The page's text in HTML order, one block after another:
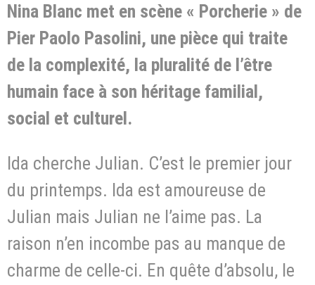
Nina Blanc met en scène « Porcherie » de
Pier Paolo Pasolini, une pièce qui traite
de la complexité, la pluralité de l’être
humain face à son héritage familial,
social et culturel.
Ida cherche Julian. C’est le premier jour
du printemps. Ida est amoureuse de
Julian mais Julian ne l’aime pas. La
raison n’en incombe pas au manque de
charme de celle-ci. En quête d’absolu, le